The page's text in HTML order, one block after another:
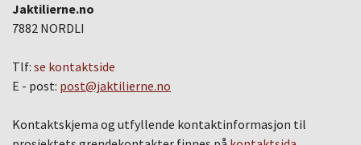
Jaktilierne.no
7882 NORDLI
Tlf: se kontaktside
E - post: post@jaktilierne.no
Kontaktskjema og utfyllende kontaktinformasjon til